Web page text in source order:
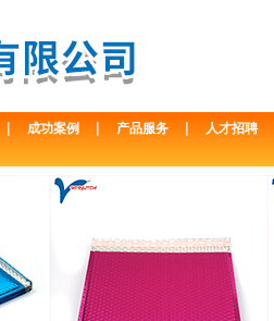
| 成功案例 | 产品服务 | 人才招聘